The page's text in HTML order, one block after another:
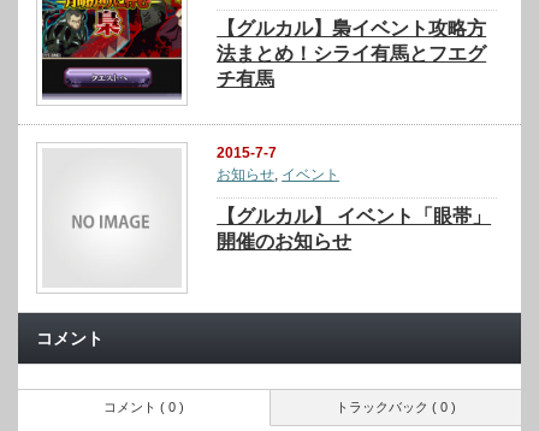
【グルカル】梟イベント攻略方
法まとめ！シライ有馬とフエグ
チ有馬
2015-7-7
お知らせ, イベント
【グルカル】 イベント「眼帯」
開催のお知らせ
コメント
トラックバック ( 0 )
コメント ( 0 )